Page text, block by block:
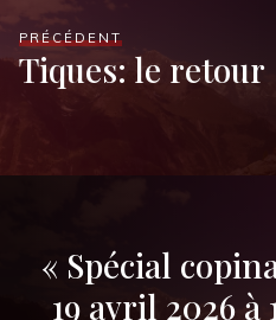
PRÉCÉDENT
Tiques: le retour
« Spécial
19 avril 2026 à